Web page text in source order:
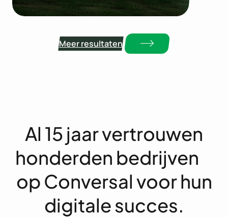
A
l
s
Meer resultaten
Al 15 jaar vertrouwen
honderden bedrijven
op Conversal voor hun
digitale succes.